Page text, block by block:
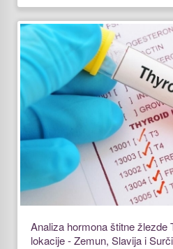
Analiza hormona štitne žlezde
lokacije - Zemun, Slavija i